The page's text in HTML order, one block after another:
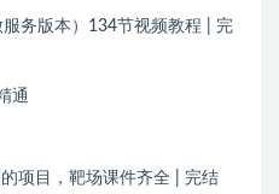
务版本）134节视频教程 | 完
通
项目，靶场课件齐全 | 完结